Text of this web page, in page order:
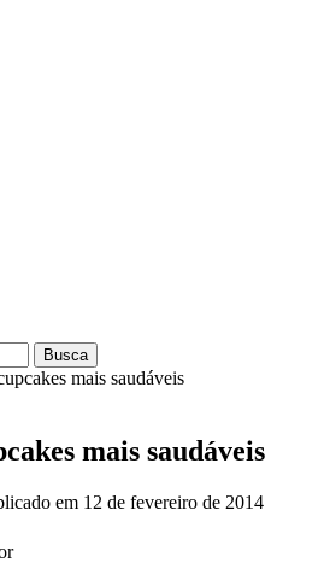
Busca
mais saudáveis
mais saudáveis
em 12 de fevereiro de 2014